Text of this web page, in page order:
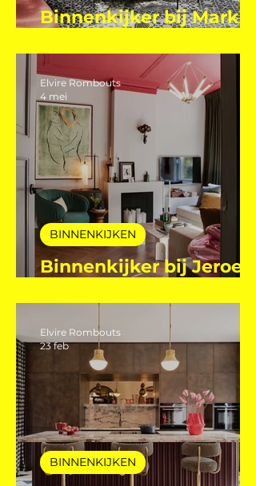
Binnenkijker bij Mark
Mutsaers
BINNENKIJKEN
Binnenkijker bij Jeroen
Machielsen
BINNENKIJKEN
Elvire Rombouts
4 mei
Elvire Rombouts
23 feb